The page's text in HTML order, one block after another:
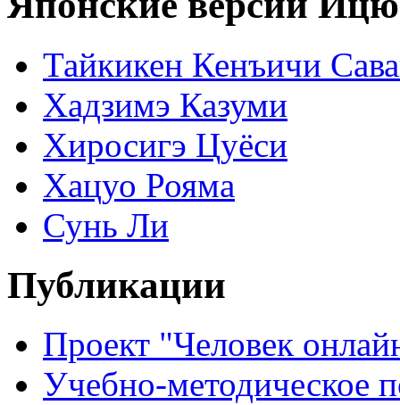
Тайкикен Кенъичи
Хадзимэ Казуми
Хиросигэ Цуёси
Хацуо Рояма
Сунь Ли
Публикации
Проект "Человек
Учебно-методическое